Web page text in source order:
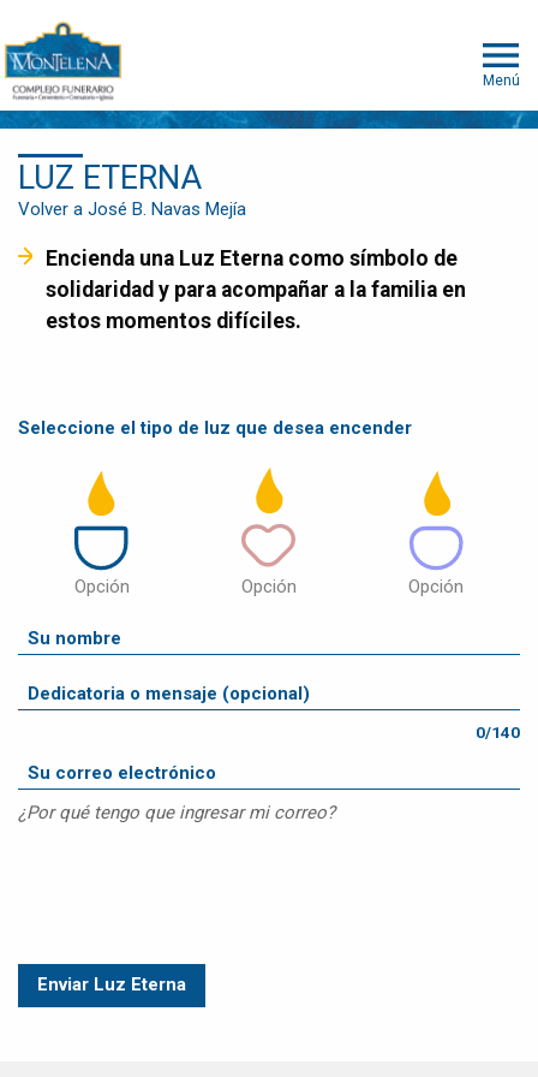
Menú
LUZ ETERNA
Volver a José B. Navas Mejía
Encienda una Luz Eterna como símbolo de
solidaridad y para acompañar a la familia en
estos momentos difíciles.
Seleccione el tipo de luz que desea encender
Opción Opción Opción
0/140
¿Por qué tengo que ingresar mi correo?